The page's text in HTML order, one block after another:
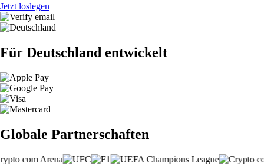
Jetzt loslegen
Für Deutschland entwickelt
Globale Partnerschaften